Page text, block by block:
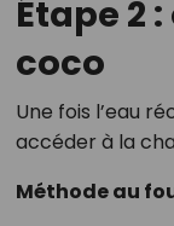
Étape 2
coco
Une fois l’eau
accéder à la
Méthode au